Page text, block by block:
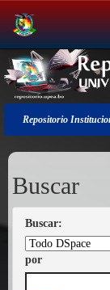
Salir
de
la
navegación
Repositorio
Buscar
Buscar:
por